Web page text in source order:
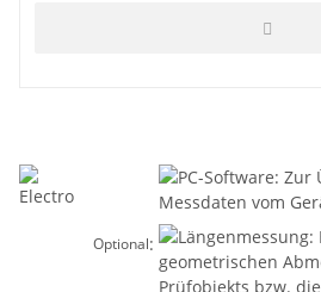
Optional: